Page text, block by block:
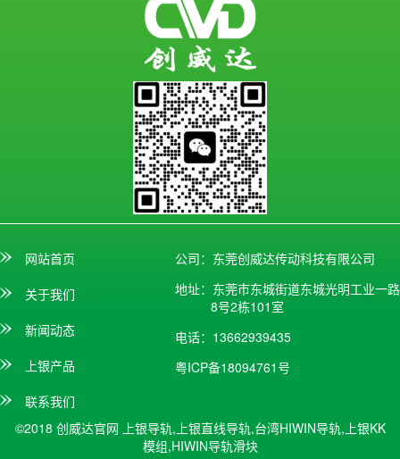
网站首页
关于我们
新闻动态
上银产品
联系我们
公司：东莞创威达传动科技有限公司
地址：东莞市东城街道东城光明工业一路
8号2栋101室
电话：13662939435
粤ICP备18094761号
©2018 创威达官网 上银导轨,上银直线导轨,台湾HIWIN导轨,上银KK
模组,HIWIN导轨滑块